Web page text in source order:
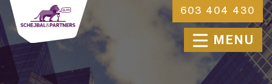
603 404 430
MENU